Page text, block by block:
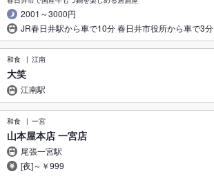
2001～3000円
JR春日井駅から車で10分 春日井市役所から車で3分
和食 江南
大笑
江南駅
和食 一宮
山本屋本店 一宮店
尾張一宮駅
[夜]～￥999